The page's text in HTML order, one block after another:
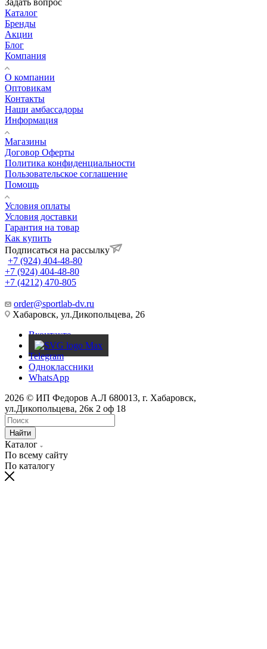
Каталог
Бренды
Акции
Блог
Компания
О компании
Оптовикам
Контакты
Наши амбассадоры
Информация
Магазины
Договор Оферты
Политика конфиденциальности
Пользовательское соглашение
Помощь
Условия оплаты
Условия доставки
Гарантия на товар
Как купить
Подписаться на рассылку
+7 (924) 404-48-80
+7 (924) 404-48-80
+7 (4212) 470-805
order@sportlab-dv.ru
Хабаровск, ул.Дикопольцева, 26
Вконтакте
Telegram
Одноклассники
WhatsApp
2026 © ИП Федоров А.Л 680013, г. Хабаровск,
ул.Дикопольцева, 26к 2 оф 18
Найти
Каталог
По всему сайту
По каталогу